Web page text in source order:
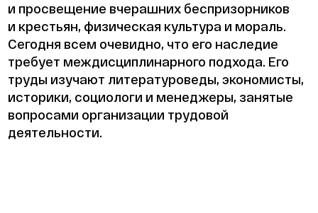
и просвещение вчерашних беспризорников
и крестьян, физическая культура и мораль.
Сегодня всем очевидно, что его наследие
требует междисциплинарного подхода. Его
труды изучают литературоведы, экономисты,
историки, социологи и менеджеры, занятые
вопросами организации трудовой
деятельности.